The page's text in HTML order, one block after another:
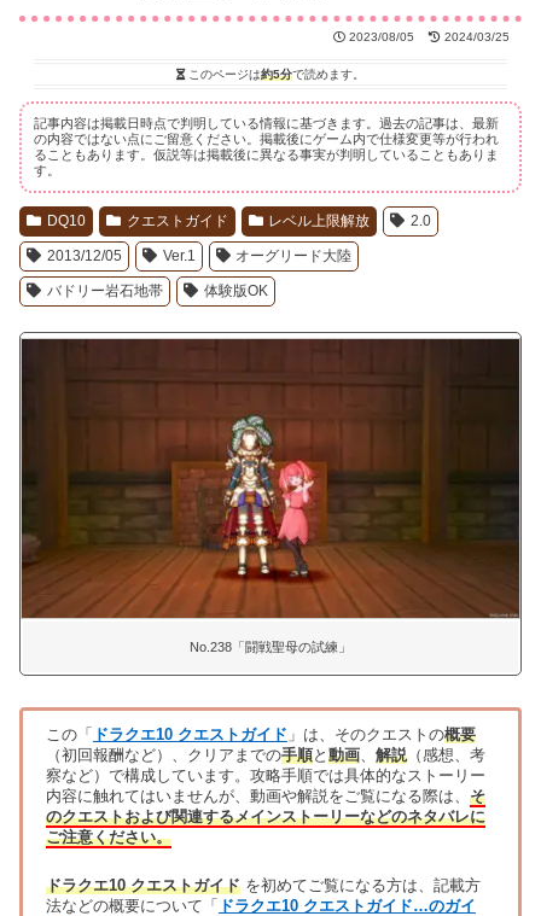
2023/08/05 2024/03/25
このページは約5分で読めます。
記事内容は掲載日時点で判明している情報に基づきます。過去の記事は、最新
の内容ではない点にご留意ください。掲載後にゲーム内で仕様変更等が行われ
ることもあります。仮説等は掲載後に異なる事実が判明していることもありま
す。
DQ10 クエストガイド レベル上限解放 2.0
2013/12/05 Ver.1 オーグリード大陸
バドリー岩石地帯 体験版OK
No.238「闘戦聖母の試練」
この「 ドラクエ10 クエストガイド 」は、そのクエストの概要
（初回報酬など）、クリアまでの手順と 動画、 解説（感想、考
察など）で構成しています。攻略手順では具体的なストーリー
内容に触れてはいませんが、動画や解説をご覧になる際は、 そ
のクエストおよび関連するメインストーリーなどのネタバレに
ご注意ください。
ドラクエ10 クエストガイドを初めてご覧になる方は、記載方
法などの概要について「
ドラクエ10 クエストガイド…のガイ